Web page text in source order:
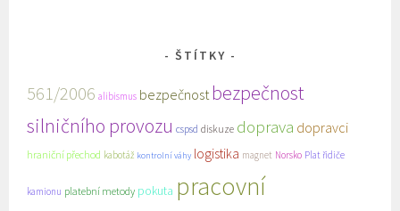
ŠTÍTKY
561/2006 alibismus bezpečnost bezpečnost
silničního provozu cspsd diskuze doprava dopravci
hraniční přechod kabotáž kontrolní váhy logistika magnet Norsko Plat řidiče
kamionu platební metody pokuta pracovní